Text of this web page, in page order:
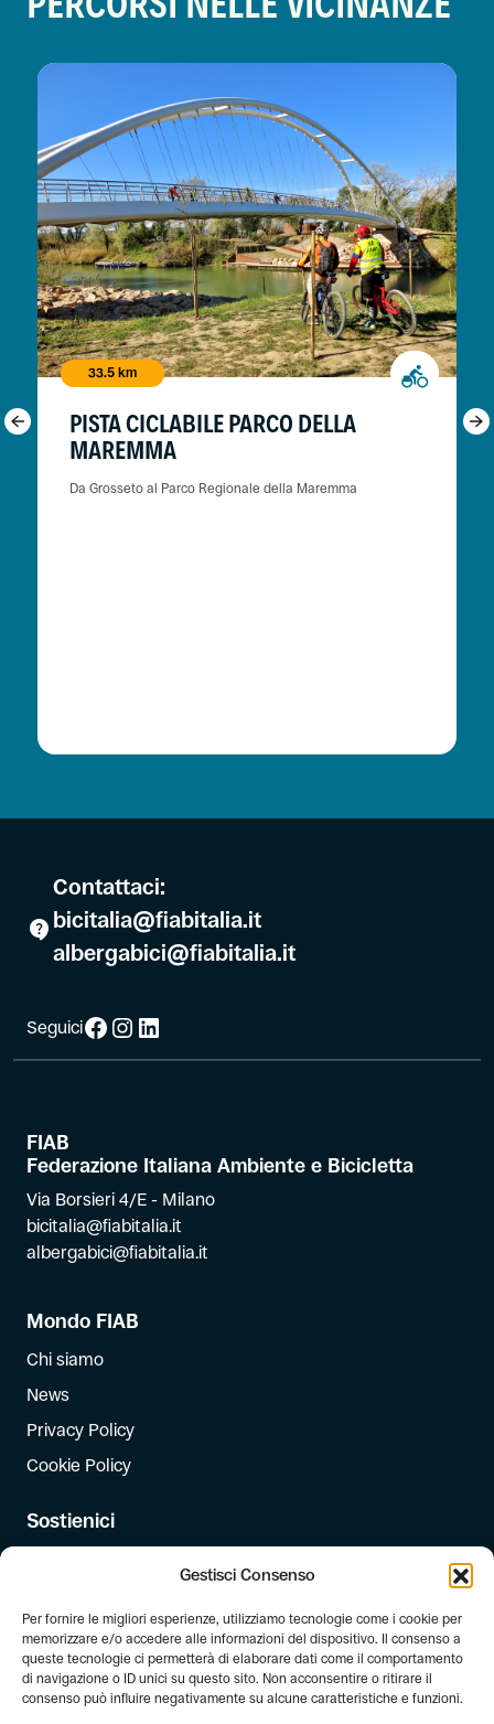
Gestisci Consenso
Per fornire le migliori esperienze, utilizziamo tecnologie come i cookie per
memorizzare e/o accedere alle informazioni del dispositivo. Il consenso a
queste tecnologie ci permetterà di elaborare dati come il comportamento
di navigazione o ID unici su questo sito. Non acconsentire o ritirare il
consenso può influire negativamente su alcune caratteristiche e funzioni.
33.5 km
PISTA CICLABILE PARCO DELLA
MAREMMA
Da Grosseto al Parco Regionale della Maremma
Contattaci:
bicitalia@fiabitalia.it
albergabici@fiabitalia.it
SeguiciFacebook
Instagram
LinkedIn
FIAB
Federazione Italiana Ambiente e Bicicletta
Via Borsieri 4/E - Milano
bicitalia@fiabitalia.it
albergabici@fiabitalia.it
Mondo FIAB
Chi siamo
News
Privacy Policy
Cookie Policy
Sostienici
Dona il 5 per mille
Newsletter